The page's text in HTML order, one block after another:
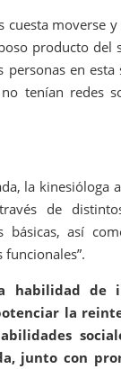
cuesta moverse
producto del
en
tenían redes
la kinesióloga
de
básicas, así
habilidad de
la
junto con